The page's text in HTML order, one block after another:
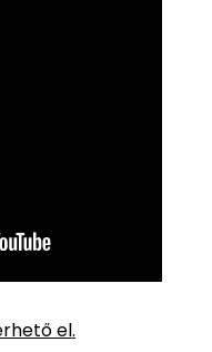
el.